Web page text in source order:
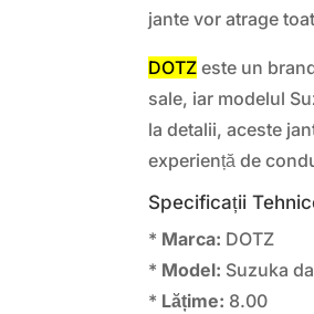
jante vor atrage
DOTZ este un
sale, iar modelul
la detalii, aceste
experiență de
Specificații
* Marca: DOTZ
* Model: Suzuka
* Lățime: 8.00